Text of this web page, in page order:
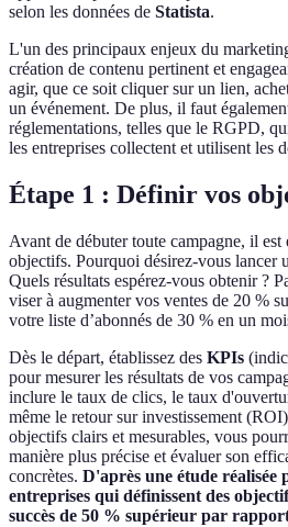
selon les données de Statista.
L'un des principaux enjeux du
création de contenu pertinent et
agir, que ce soit cliquer sur un lien,
un événement. De plus, il faut
réglementations, telles que le RGPD,
les entreprises collectent et utilisent les
Étape 1 : Définir vos
Avant de débuter toute campagne, il
objectifs. Pourquoi désirez-vous lancer
Quels résultats espérez-vous obtenir ?
viser à augmenter vos ventes de 20 %
votre liste d’abonnés de 30 % en un
Dès le départ, établissez des KPIs
pour mesurer les résultats de vos
inclure le taux de clics, le taux
même le retour sur investissement
objectifs clairs et mesurables, vous
manière plus précise et évaluer son
concrètes. D'après une étude réalisée
entreprises qui définissent des
succès de 50 % supérieur par